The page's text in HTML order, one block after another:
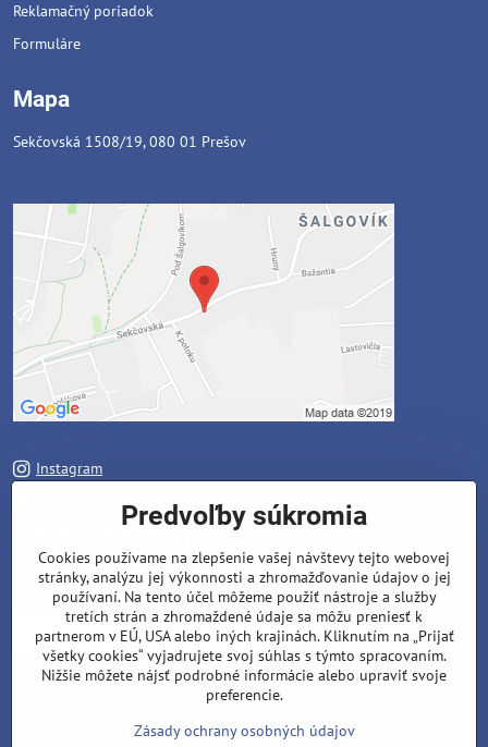
Reklamačný poriadok
Formuláre
Mapa
Sekčovská 1508/19, 080 01 Prešov
Instagram
Váš telefón*
Predvoľby súkromia
Cookies používame na zlepšenie vašej návštevy tejto webovej
stránky, analýzu jej výkonnosti a zhromažďovanie údajov o jej
používaní. Na tento účel môžeme použiť nástroje a služby
tretích strán a zhromaždené údaje sa môžu preniesť k
partnerom v EÚ, USA alebo iných krajinách. Kliknutím na „Prijať
všetky cookies“ vyjadrujete svoj súhlas s týmto spracovaním.
Nižšie môžete nájsť podrobné informácie alebo upraviť svoje
preferencie.
Zásady ochrany osobných údajov